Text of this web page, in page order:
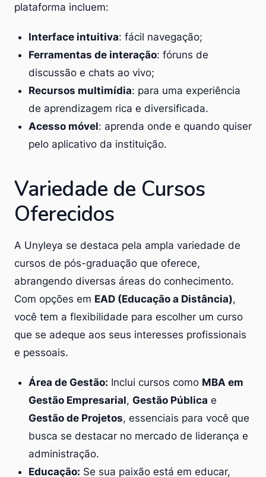
plataforma incluem:
Interface intuitiva: fácil navegação;
Ferramentas de interação: fóruns de
discussão e chats ao vivo;
Recursos multimídia: para uma experiência
de aprendizagem rica e diversificada.
Acesso móvel: aprenda onde e quando quiser
pelo aplicativo da instituição.
Variedade de Cursos
Oferecidos
A Unyleya se destaca pela ampla variedade de
cursos de pós-graduação que oferece,
abrangendo diversas áreas do conhecimento.
Com opções em EAD (Educação a Distância),
você tem a flexibilidade para escolher um curso
que se adeque aos seus interesses profissionais
e pessoais.
Área de Gestão: Inclui cursos como MBA em
Gestão Empresarial, Gestão Pública e
Gestão de Projetos, essenciais para você que
busca se destacar no mercado de liderança e
administração.
Educação: Se sua paixão está em educar,